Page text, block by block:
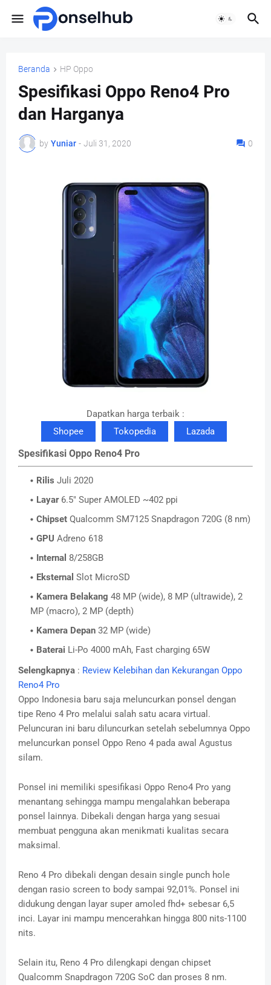
Beranda HP Oppo
Spesifikasi Oppo Reno4 Pro
dan Harganya
by Yuniar - Juli 31, 2020 0
Dapatkan harga terbaik :
Shopee
Tokopedia Lazada
Spesifikasi Oppo Reno4 Pro
Rilis Juli 2020
Layar6.5" Super AMOLED ~402 ppi
Chipset Qualcomm SM7125 Snapdragon 720G (8 nm)
GPU Adreno 618
Internal 8/258GB
Eksternal Slot MicroSD
Kamera Belakang 48 MP (wide), 8 MP (ultrawide), 2
MP (macro), 2 MP (depth)
Kamera Depan 32 MP (wide)
Baterai Li-Po 4000 mAh, Fast charging 65W
Selengkapnya : Review Kelebihan dan Kekurangan Oppo
Reno4 Pro
Oppo Indonesia baru saja meluncurkan ponsel dengan
tipe Reno 4 Pro melalui salah satu acara virtual.
Peluncuran ini baru diluncurkan setelah sebelumnya Oppo
meluncurkan ponsel Oppo Reno 4 pada awal Agustus
silam.
Ponsel ini memiliki spesifikasi Oppo Reno4 Pro yang
menantang sehingga mampu mengalahkan beberapa
ponsel lainnya. Dibekali dengan harga yang sesuai
membuat pengguna akan menikmati kualitas secara
maksimal.
Reno 4 Pro dibekali dengan desain single punch hole
dengan rasio screen to body sampai 92,01%. Ponsel ini
didukung dengan layar super amoled fhd+ sebesar 6,5
inci. Layar ini mampu mencerahkan hingga 800 nits-1100
nits.
Selain itu, Reno 4 Pro dilengkapi dengan chipset
Qualcomm Snapdragon 720G SoC dan proses 8 nm.